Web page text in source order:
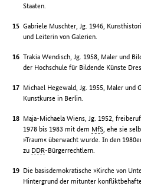
Staaten.
Gabriele Muschter, Jg. 1946,
und Leiterin von Galerien.
Trakia Wendisch, Jg. 1958, Maler und
der Hochschule für Bildende Künste
Michael Hegewald, Jg. 1955, Maler und
Kunstkurse in Berlin.
Maja-Michaela Wiens, Jg. 1952,
1978 bis 1983 mit dem MfS , ehe sie
»Traum« überwacht wurde. In den
zu DDR-Bürgerrechtlern.
Die basisdemokratische »Kirche von
Hintergrund der mitunter